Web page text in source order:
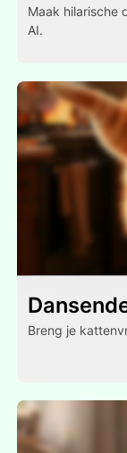
Maak hilarische
AI.
Breng je